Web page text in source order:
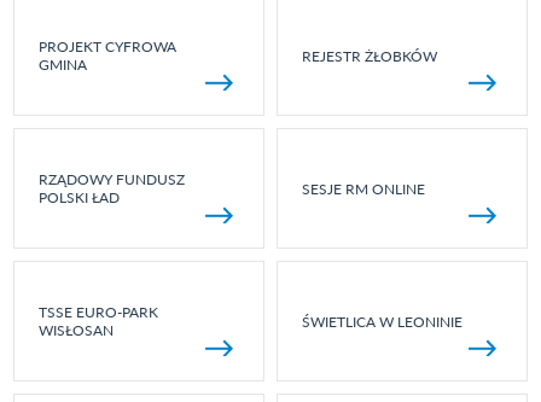
PROJEKT CYFROWA
GMINA
REJESTR ŻŁOBKÓW
RZĄDOWY FUNDUSZ
POLSKI ŁAD
SESJE RM ONLINE
TSSE EURO-PARK
WISŁOSAN
ŚWIETLICA W LEONINIE